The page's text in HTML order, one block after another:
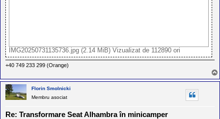
IMG20250731135736.jpg (2.14 MiB) Vizualizat de 112890 ori
+40 749 233 299 (Orange)
Florin Smolnicki
Membru asociat
Re: Transformare Seat Alhambra în minicamper